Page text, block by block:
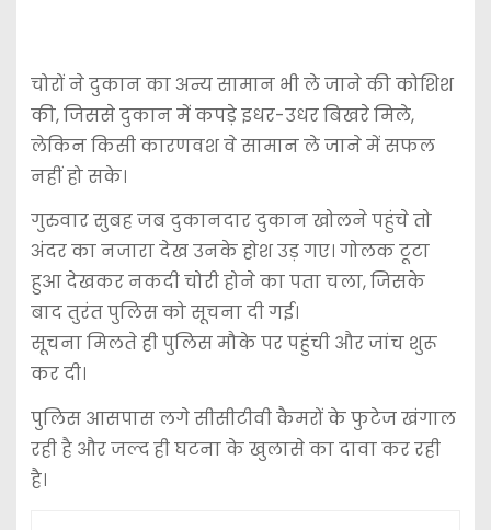
चोरों ने दुकान का अन्य सामान भी ले जाने की कोशिश
की, जिससे दुकान में कपड़े इधर-उधर बिखरे मिले,
लेकिन किसी कारणवश वे सामान ले जाने में सफल
नहीं हो सके।
गुरुवार सुबह जब दुकानदार दुकान खोलने पहुंचे तो
अंदर का नजारा देख उनके होश उड़ गए। गोलक टूटा
हुआ देखकर नकदी चोरी होने का पता चला, जिसके
बाद तुरंत पुलिस को सूचना दी गई।
सूचना मिलते ही पुलिस मौके पर पहुंची और जांच शुरू
कर दी।
पुलिस आसपास लगे सीसीटीवी कैमरों के फुटेज खंगाल
रही है और जल्द ही घटना के खुलासे का दावा कर रही
है।